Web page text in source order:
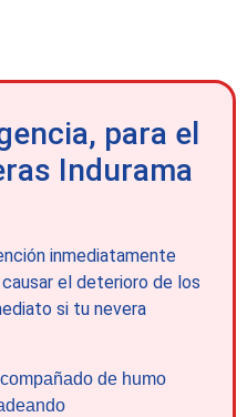
para el
Indurama
inmediatamente
el deterioro de los
si tu nevera
de humo